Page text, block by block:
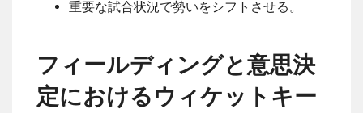
重要な試合状況で勢いをシフトさせる。
フィールディングと意思決
定におけるウィケットキー